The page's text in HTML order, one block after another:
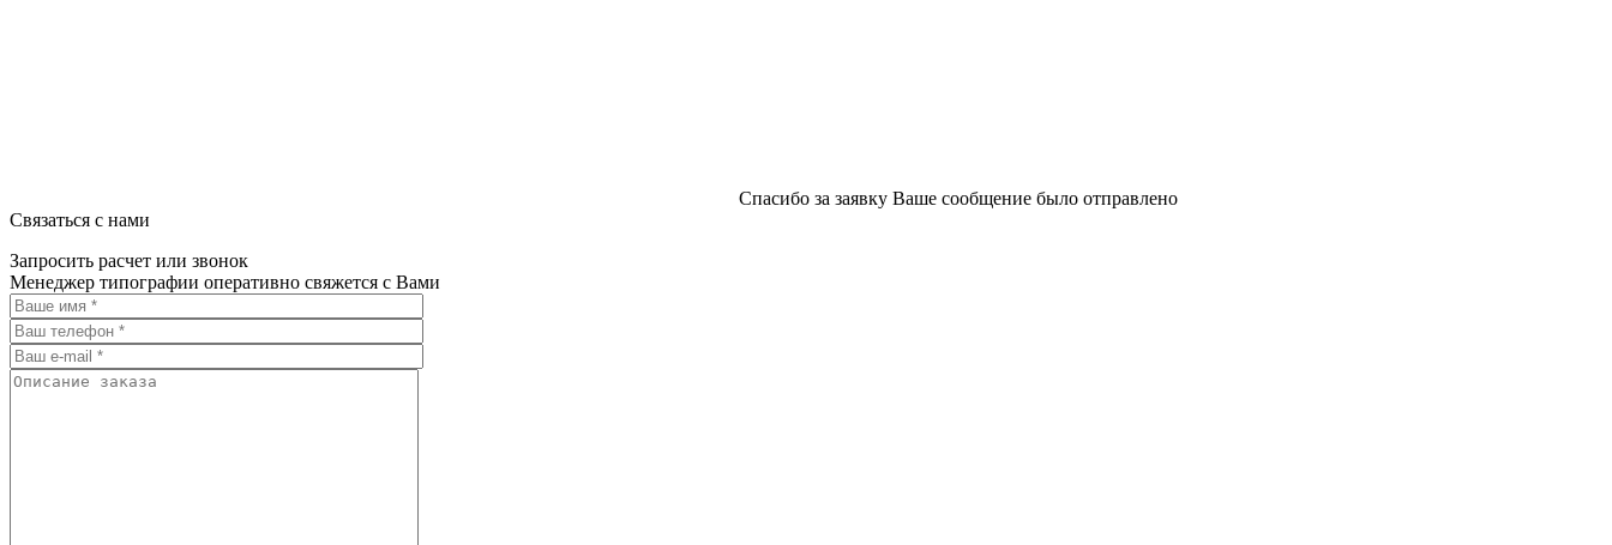
Спасибо за заявку Ваше сообщение было отправлено
Связаться с нами
Запросить расчет или звонок
Менеджер типографии оперативно свяжется с Вами